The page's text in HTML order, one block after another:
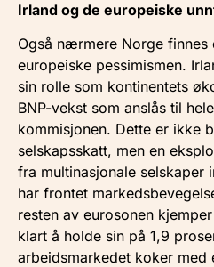
Irland og de europeiske
Også nærmere Norge finnes
europeiske pessimismen.
sin rolle som kontinentets
BNP-vekst som anslås til
kommisjonen. Dette er ikke
selskapsskatt, men en
fra multinasjonale selskaper
har frontet
resten av eurosonen
klart å holde sin på 1,9
arbeidsmarkedet koker med